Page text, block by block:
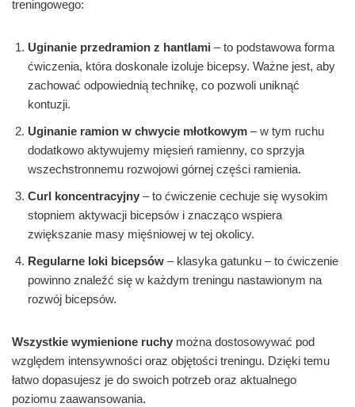
treningowego:
Uginanie przedramion z hantlami – to podstawowa forma
ćwiczenia, która doskonale izoluje bicepsy. Ważne jest, aby
zachować odpowiednią technikę, co pozwoli uniknąć
kontuzji.
Uginanie ramion w chwycie młotkowym – w tym ruchu
dodatkowo aktywujemy mięsień ramienny, co sprzyja
wszechstronnemu rozwojowi górnej części ramienia.
Curl koncentracyjny – to ćwiczenie cechuje się wysokim
stopniem aktywacji bicepsów i znacząco wspiera
zwiększanie masy mięśniowej w tej okolicy.
Regularne loki bicepsów – klasyka gatunku – to ćwiczenie
powinno znaleźć się w każdym treningu nastawionym na
rozwój bicepsów.
Wszystkie wymienione ruchy można dostosowywać pod
względem intensywności oraz objętości treningu. Dzięki temu
łatwo dopasujesz je do swoich potrzeb oraz aktualnego
poziomu zaawansowania.